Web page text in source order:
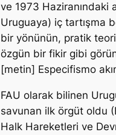
ve 1973 Haziranındaki
Uruguaya) iç tartışma
bir yönünün, pratik
özgün bir fikir gibi
[metin] Especifismo
FAU olarak bilinen
savunan ilk örgüt oldu
Halk Hareketleri ve